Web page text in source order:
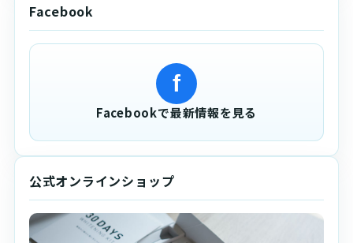
Facebook
f
Facebookで最新情報を見る
公式オンラインショップ